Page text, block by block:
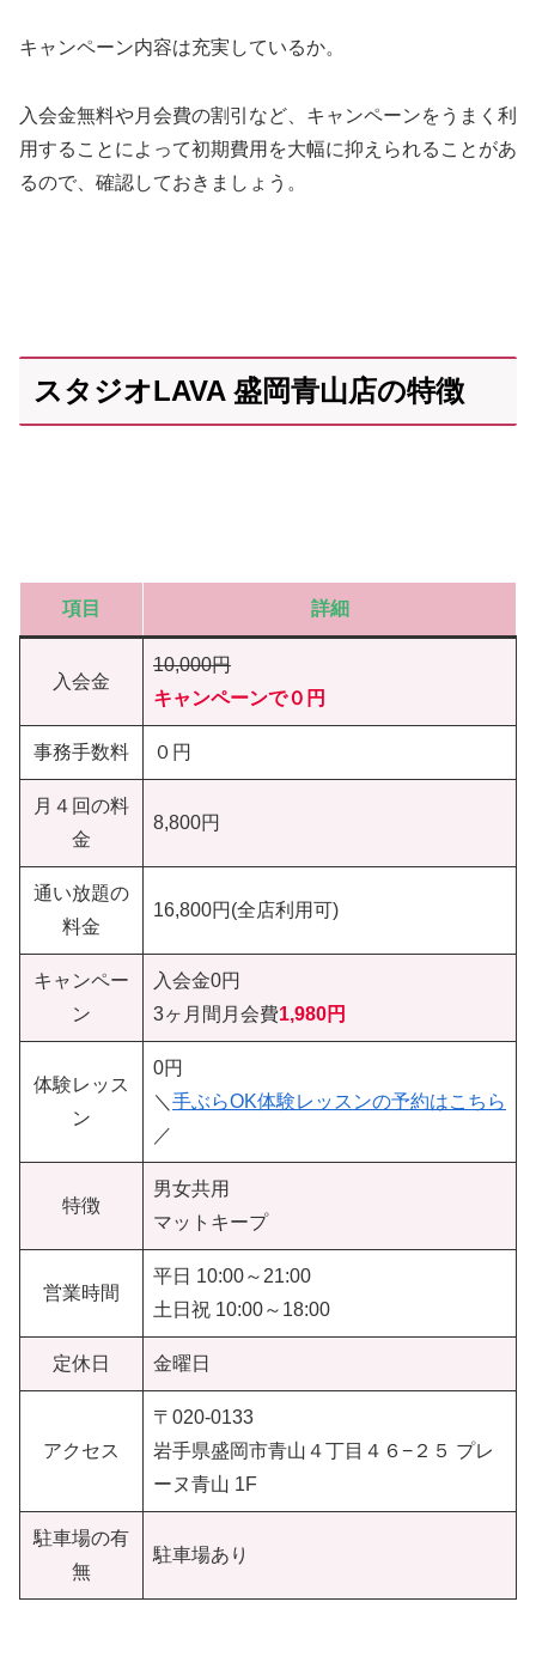
キャンペーン内容は充実しているか。
入会金無料や月会費の割引など、キャンペーンをうまく利
用することによって初期費用を大幅に抑えられることがあ
るので、確認しておきましょう。
スタジオLAVA 盛岡青山店の特徴
項目 詳細
入会金
10,000円
キャンペーンで０円
事務手数料 ０円
月４回の料
金
8,800円
通い放題の
料金
16,800円(全店利用可)
キャンペー
ン
入会金0円
3ヶ月間月会費1,980円
体験レッス
ン
0円
＼ 手ぶらOK体験レッスンの予約はこちら
／
特徴
男女共用
マットキープ
営業時間
平日 10:00～21:00
土日祝 10:00～18:00
定休日 金曜日
アクセス
〒020-0133
岩手県盛岡市青山４丁目４６−２５ プレ
ーヌ青山 1F
駐車場の有
無
駐車場あり